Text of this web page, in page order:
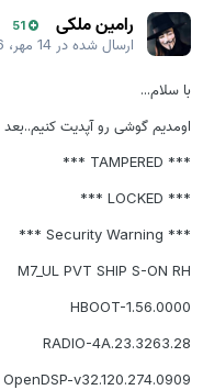
رامین ملکی 51
ارسال شده در14 مهر، 2016
با سلام...
اومدیم گوشی رو آپدیت کنیم..بعد
*** TAMPERED ***
*** LOCKED ***
*** Security Warning ***
M7_UL PVT SHIP S-ON RH
HBOOT-1.56.0000
RADIO-4A.23.3263.28
OpenDSP-v32.120.274.0909